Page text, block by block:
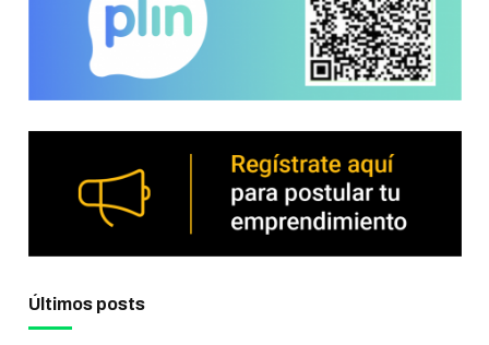
Últimos posts